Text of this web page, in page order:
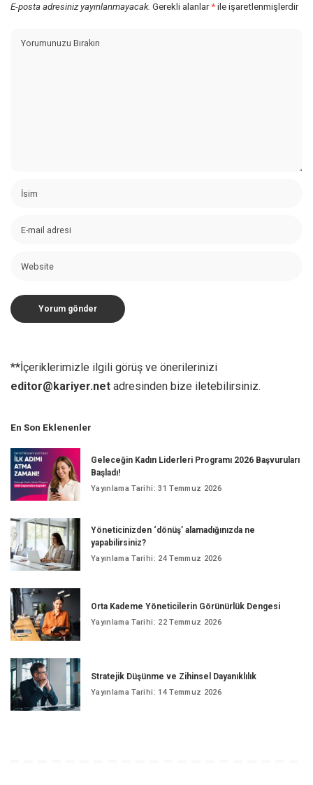
E-posta adresiniz yayınlanmayacak. Gerekli alanlar* ile işaretlenmişlerdir
**İçeriklerimizle ilgili görüş ve önerilerinizi
editor@kariyer.net adresinden bize iletebilirsiniz.
En Son Eklenenler
Geleceğin Kadın Liderleri Programı 2026 Başvuruları
Başladı!
Yayınlama Tarihi: 31 Temmuz 2026
Yöneticinizden ‘dönüş’ alamadığınızda ne
yapabilirsiniz?
Yayınlama Tarihi: 24 Temmuz 2026
Orta Kademe Yöneticilerin Görünürlük Dengesi
Yayınlama Tarihi: 22 Temmuz 2026
Stratejik Düşünme ve Zihinsel Dayanıklılık
Yayınlama Tarihi: 14 Temmuz 2026